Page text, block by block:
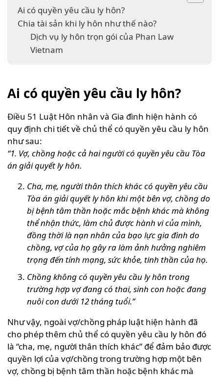
Ai có quyền yêu cầu ly hôn?
Chia tài sản khi ly hôn như thế nào?
Dịch vụ ly hôn trọn gói của Phan Law
Vietnam
Ai có quyền yêu cầu ly hôn?
Điều 51 Luật Hôn nhân và Gia đình hiện hành có
quy định chi tiết về chủ thể có quyền yêu cầu ly hôn
như sau:
“1. Vợ, chồng hoặc cả hai người có quyền yêu cầu Tòa
án giải quyết ly hôn.
Cha, mẹ, người thân thích khác có quyền yêu cầu
Tòa án giải quyết ly hôn khi một bên vợ, chồng do
bị bệnh tâm thần hoặc mắc bệnh khác mà không
thể nhận thức, làm chủ được hành vi của mình,
đồng thời là nạn nhân của bạo lực gia đình do
chồng, vợ của họ gây ra làm ảnh hưởng nghiêm
trọng đến tính mạng, sức khỏe, tinh thần của họ.
Chồng không có quyền yêu cầu ly hôn trong
trường hợp vợ đang có thai, sinh con hoặc đang
nuôi con dưới 12 tháng tuổi.”
Như vậy, ngoài vợ/chồng pháp luật hiện hành đã
cho phép thêm chủ thể có quyền yêu cầu ly hôn đó
là “cha, mẹ, người thân thích khác” để đảm bảo được
quyền lợi của vợ/chồng trong trường hợp một bên
vợ, chồng bị bệnh tâm thần hoặc bệnh khác mà